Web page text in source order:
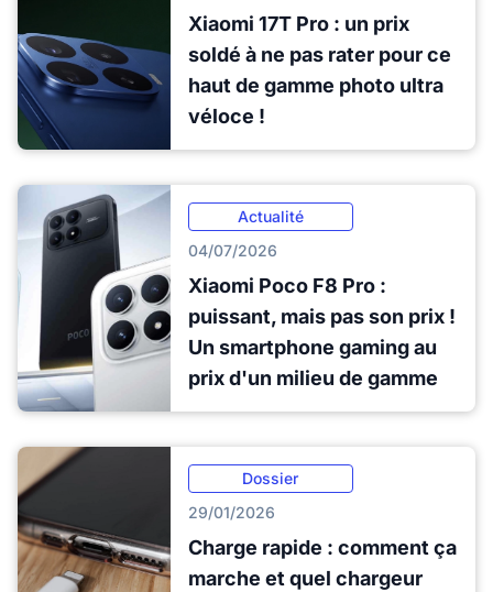
Xiaomi 17T Pro : un prix
soldé à ne pas rater pour ce
haut de gamme photo ultra
véloce !
Actualité
04/07/2026
Xiaomi Poco F8 Pro :
puissant, mais pas son prix !
Un smartphone gaming au
prix d'un milieu de gamme
Dossier
29/01/2026
Charge rapide : comment ça
marche et quel chargeur